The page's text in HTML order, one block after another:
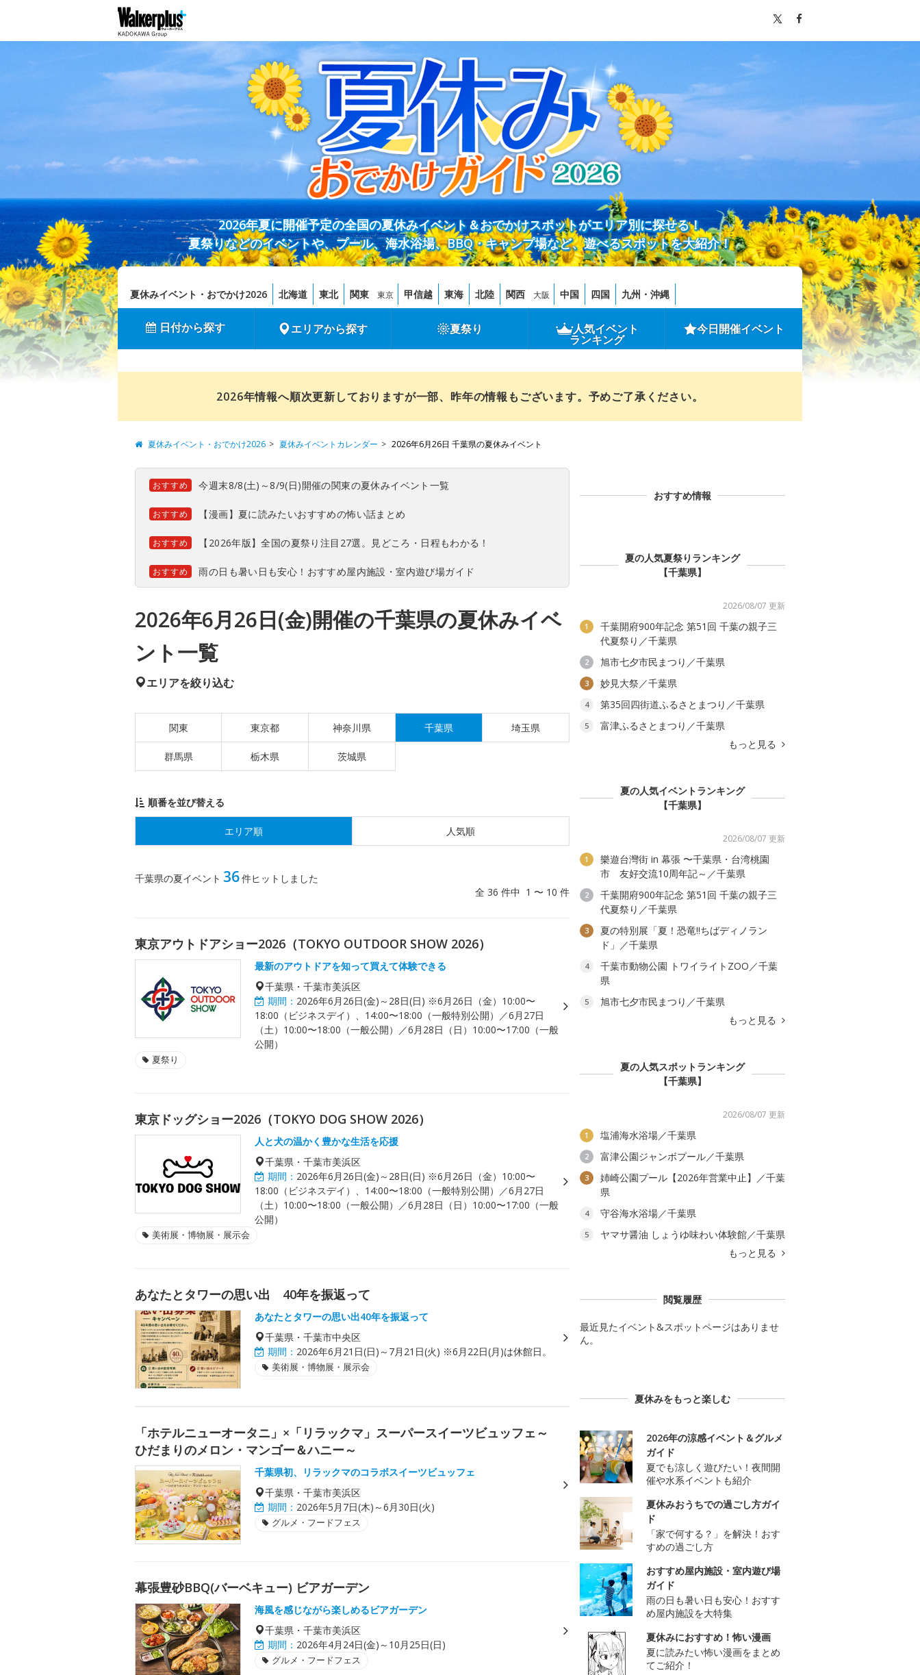
2026年夏に開催予定の全国の夏休みイベント＆おでかけスポットがエリア別に探せる！
夏祭りなどのイベントや、プール、海水浴場、BBQ・キャンプ場など、遊べるスポットを大紹介！
夏休みイベント・おでかけ2026 北海道 東北 関東 東京 甲信越 東海 北陸 関西 大阪 中国 四国 九州・沖縄
日付から探す エリアから探す 夏祭り 人気イベント
ランキング
今日開催イベント
2026年情報へ順次更新しておりますが一部、昨年の情報もございます。予めご了承ください。
夏休みイベント・おでかけ2026 夏休みイベントカレンダー 2026年6月26日 千葉県の夏休みイベント
おすすめ 今週末8/8(土)～8/9(日)開催の関東の夏休みイベント一覧
おすすめ 【漫画】夏に読みたいおすすめの怖い話まとめ
おすすめ 【2026年版】全国の夏祭り注目27選。見どころ・日程もわかる！
おすすめ 雨の日も暑い日も安心！おすすめ屋内施設・室内遊び場ガイド
2026年6月26日(金)開催の千葉県の夏休みイベ
ント一覧
エリアを絞り込む
関東 東京都 神奈川県 千葉県 埼玉県
群馬県 栃木県 茨城県
順番を並び替える
エリア順 人気順
千葉県の夏イベント 36件ヒットしました
全 36 件中 1 〜 10 件
東京アウトドアショー2026（TOKYO OUTDOOR SHOW 2026）
最新のアウトドアを知って買えて体験できる
千葉県・千葉市美浜区
期間： 2026年6月26日(金)～28日(日) ※6月26日（金）10:00〜
18:00（ビジネスデイ）、14:00〜18:00（一般特別公開）／6月27日
（土）10:00〜18:00（一般公開）／6月28日（日）10:00〜17:00（一般
公開）
夏祭り
東京ドッグショー2026（TOKYO DOG SHOW 2026）
人と犬の温かく豊かな生活を応援
千葉県・千葉市美浜区
期間： 2026年6月26日(金)～28日(日) ※6月26日（金）10:00〜
18:00（ビジネスデイ）、14:00〜18:00（一般特別公開）／6月27日
（土）10:00〜18:00（一般公開）／6月28日（日）10:00〜17:00（一般
公開）
美術展・博物展・展示会
あなたとタワーの思い出 40年を振返って
あなたとタワーの思い出40年を振返って
千葉県・千葉市中央区
期間： 2026年6月21日(日)～7月21日(火) ※6月22日(月)は休館日。
美術展・博物展・展示会
「ホテルニューオータニ」×「リラックマ」スーパースイーツビュッフェ～
ひだまりのメロン・マンゴー＆ハニー～
千葉県初、リラックマのコラボスイーツビュッフェ
千葉県・千葉市美浜区
期間： 2026年5月7日(木)～6月30日(火)
グルメ・フードフェス
幕張豊砂BBQ(バーベキュー) ビアガーデン
海風を感じながら楽しめるビアガーデン
千葉県・千葉市美浜区
期間： 2026年4月24日(金)～10月25日(日)
グルメ・フードフェス
おすすめ情報
夏の人気夏祭りランキング
【千葉県】
2026/08/07 更新
1
千葉開府900年記念 第51回 千葉の親子三
代夏祭り／千葉県
2 旭市七夕市民まつり／千葉県
3 妙見大祭／千葉県
4 第35回四街道ふるさとまつり／千葉県
5
富津ふるさとまつり／千葉県
もっと見る
夏の人気イベントランキング
【千葉県】
2026/08/07 更新
1
樂遊台灣街 in 幕張 〜千葉県・台湾桃園
市 友好交流10周年記～／千葉県
2
千葉開府900年記念 第51回 千葉の親子三
代夏祭り／千葉県
3
夏の特別展「夏！恐竜!!ちばディノラン
ド」／千葉県
4
千葉市動物公園 トワイライトZOO／千葉
県
5
旭市七夕市民まつり／千葉県
もっと見る
夏の人気スポットランキング
【千葉県】
2026/08/07 更新
1 塩浦海水浴場／千葉県
2 富津公園ジャンボプール／千葉県
3
姉崎公園プール【2026年営業中止】／千葉
県
4 守谷海水浴場／千葉県
5
ヤマサ醤油 しょうゆ味わい体験館／千葉県
もっと見る
閲覧履歴
最近見たイベント&スポットページはありませ
ん。
夏休みをもっと楽しむ
2026年の涼感イベント＆グルメ
ガイド
夏でも涼しく遊びたい！夜間開
催や水系イベントも紹介
夏休みおうちでの過ごし方ガイ
ド
「家で何する？」を解決！おす
すめの過ごし方
おすすめ屋内施設・室内遊び場
ガイド
雨の日も暑い日も安心！おすす
め屋内施設を大特集
夏休みにおすすめ！怖い漫画
夏に読みたい怖い漫画をまとめ
てご紹介！